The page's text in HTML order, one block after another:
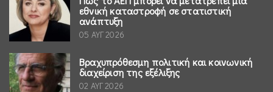
εθνική καταστροφή σε στατιστική
ανάπτυξη
05 ΑΥΓ 2026
Βραχυπρόθεσμη πολιτική και κοινωνική
διαχείριση της εξέλιξης
02 ΑΥΓ 2026